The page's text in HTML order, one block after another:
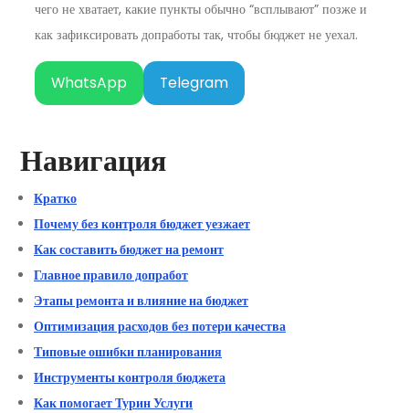
чего не хватает, какие пункты обычно “всплывают” позже и
как зафиксировать допработы так, чтобы бюджет не уехал.
WhatsApp Telegram
Навигация
Кратко
Почему без контроля бюджет уезжает
Как составить бюджет на ремонт
Главное правило допработ
Этапы ремонта и влияние на бюджет
Оптимизация расходов без потери качества
Типовые ошибки планирования
Инструменты контроля бюджета
Как помогает Турин Услуги